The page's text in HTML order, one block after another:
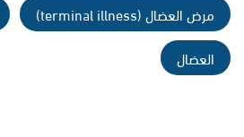
مرض العضال (terminal illness)
العضال